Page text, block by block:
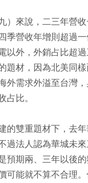
）來說，二三年營
季營收年增則超過
以外，外銷占比超
題材，因為北美同
外需求外溢至台灣
占比。
的雙重題材下，去
過法人認為華城未
預期兩、三年以後
可能就不算不合理